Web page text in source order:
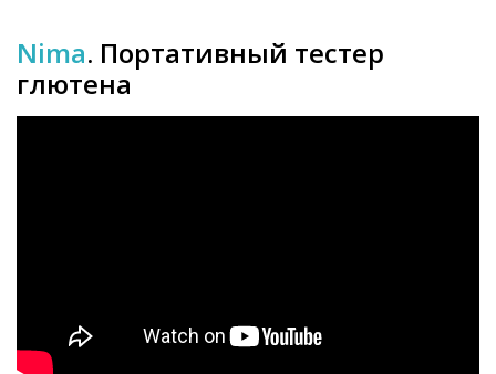
Nima. Портативный тестер
глютена